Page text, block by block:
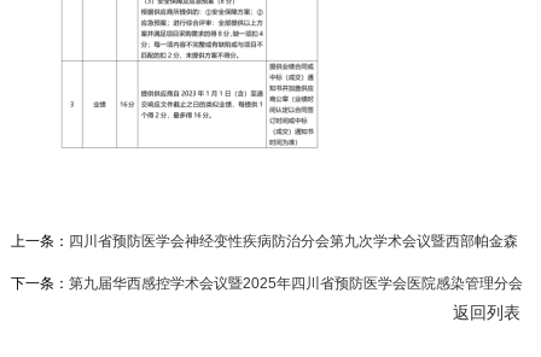
上一条： 四川省预防医学会神经变性疾病防治分会第九次学术会议暨西部帕金森
防治联盟学术会议比选公告
下一条： 第九届华西感控学术会议暨2025年四川省预防医学会医院感染管理分会
返回列表